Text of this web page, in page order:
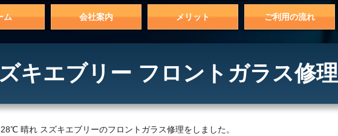
ム 会社案内 メリット ご利用の流れ
キエブリー フロントガラス修理
晴れ スズキエブリーのフロントガラス修理をしました。